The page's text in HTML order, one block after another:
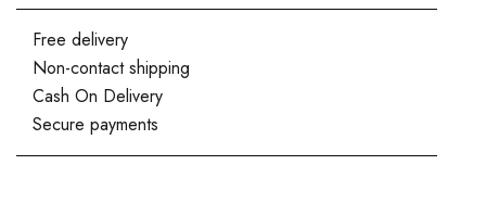
Free delivery
Non-contact shipping
Cash On Delivery
Secure payments